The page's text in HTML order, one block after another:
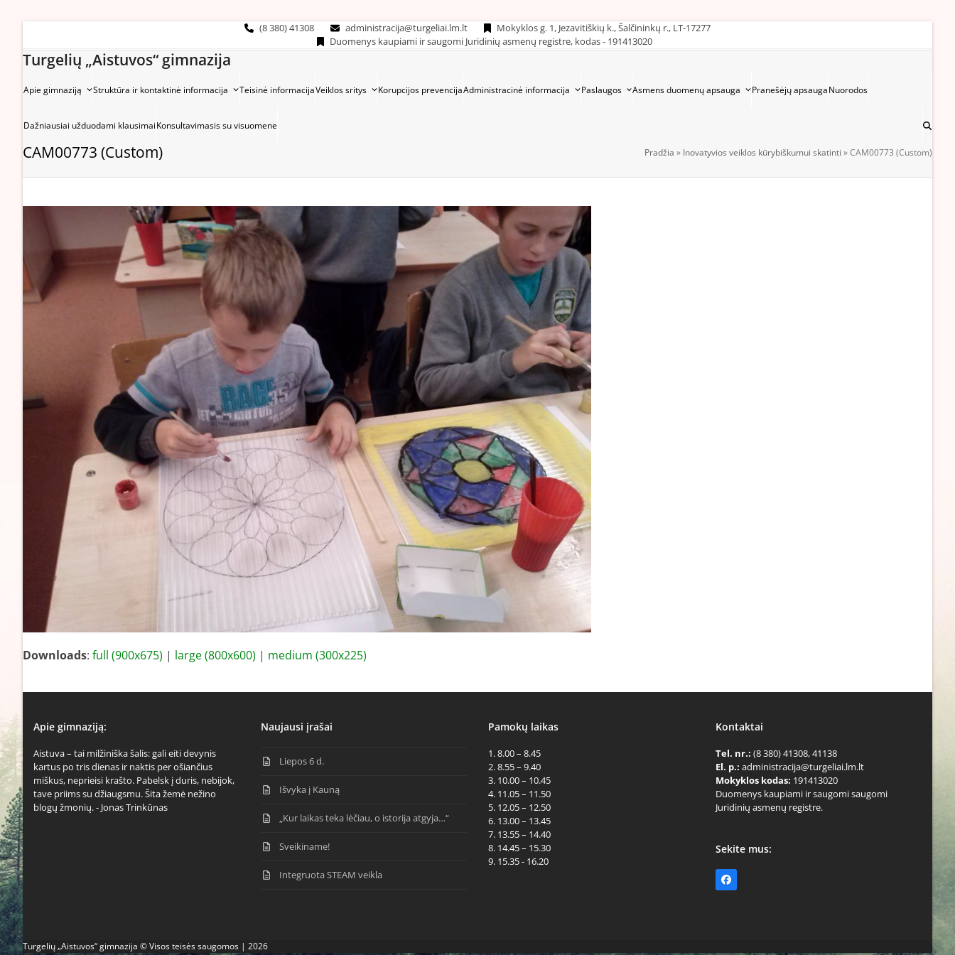
(8 380) 41308 administracija@turgeliai.lm.lt
Mokyklos g. 1, Jezavitiškių k., Šalčininkų r., LT-17277
Duomenys kaupiami ir saugomi Juridinių asmenų registre, kodas - 191413020
Turgelių „Aistuvos“ gimnazija
Apie gimnaziją Struktūra ir kontaktinė informacija Teisinė informacijaVeiklos sritys Korupcijos prevencijaAdministracinė informacija Paslaugos Asmens duomenų apsauga Pranešėjų apsaugaNuorodos
Dažniausiai užduodami klausimaiKonsultavimasis su visuomene
CAM00773 (Custom) Pradžia » Inovatyvios veiklos kūrybiškumui skatinti »CAM00773 (Custom)
Downloads: full (900x675) | large (800x600) | medium (300x225)
Apie gimnaziją:
Aistuva – tai milžiniška šalis: gali eiti devynis
kartus po tris dienas ir naktis per ošiančius
miškus, neprieisi krašto. Pabelsk į duris, nebijok,
tave priims su džiaugsmu. Šita žemė nežino
blogų žmonių. - Jonas Trinkūnas
Naujausi įrašai
Liepos 6 d.
Išvyka į Kauną
„Kur laikas teka lėčiau, o istorija atgyja…“
Sveikiname!
Integruota STEAM veikla
Pamokų laikas
1. 8.00 – 8.45
2. 8.55 – 9.40
3. 10.00 – 10.45
4. 11.05 – 11.50
5. 12.05 – 12.50
6. 13.00 – 13.45
7. 13.55 – 14.40
8. 14.45 – 15.30
9. 15.35 - 16.20
Kontaktai
Tel. nr.: (8 380) 41308, 41138
El. p.: administracija@turgeliai.lm.lt
Mokyklos kodas: 191413020
Duomenys kaupiami ir saugomi saugomi
Juridinių asmenų registre.
Sekite mus:
Facebook
Turgelių „Aistuvos“ gimnazija © Visos teisės saugomos | 2026